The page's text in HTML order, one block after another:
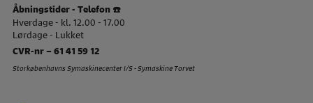
Åbningstider - Telefon ☎️
Hverdage - kl. 12.00 - 17.00
Lørdage - Lukket
CVR-nr – 61 41 59 12
Storkøbenhavns Symaskinecenter I/S - Symaskine Torvet